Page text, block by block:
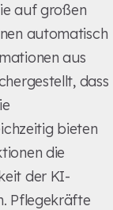
auf großen
automatisch
aus
dass
bieten
die
der KI-
Pflegekräfte